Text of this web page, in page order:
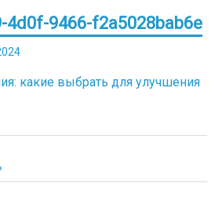
4d0f-9466-f2a5028bab6e